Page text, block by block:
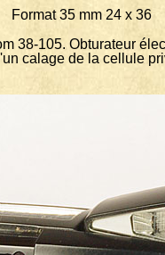
35 mm 24 x 36
38-105. Obturateur
calage de la cellule